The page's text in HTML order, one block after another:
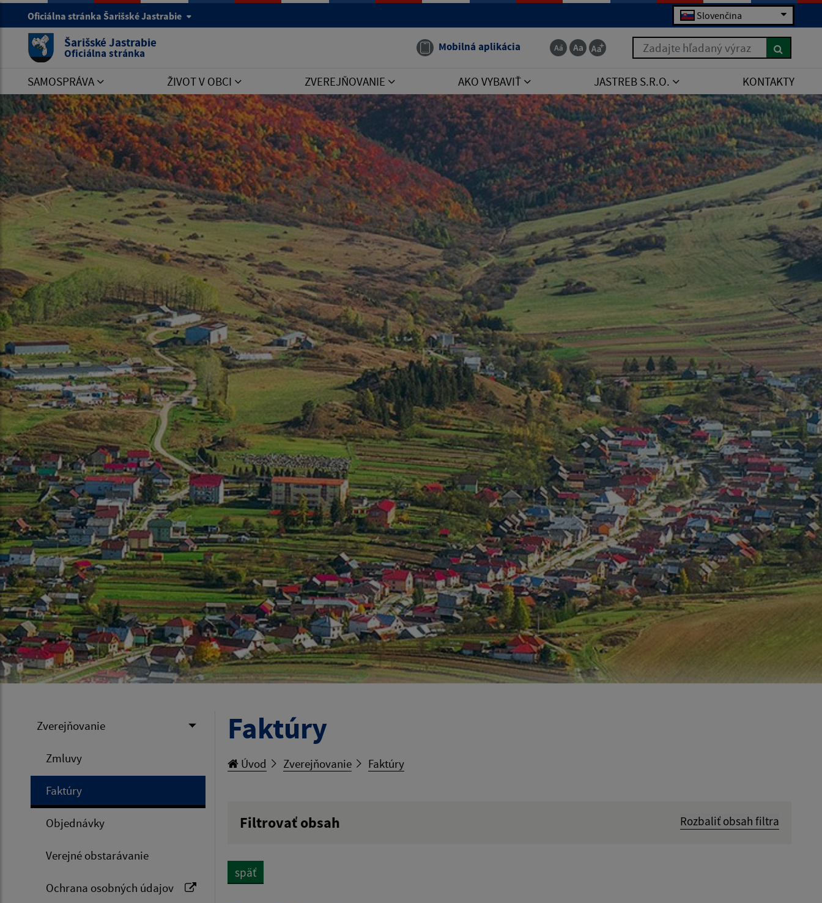
Oficiálna stránka Šarišské Jastrabie Slovenčina
Šarišské Jastrabie
Oficiálna stránka Mobilná aplikácia Zadajte hľadaný výraz
SAMOSPRÁVA ŽIVOT V OBCI ZVEREJŇOVANIE AKO VYBAVIŤ JASTREB S.R.O. KONTAKTY
Zverejňovanie
Zmluvy
Faktúry
Objednávky
Verejné obstarávanie
Ochrana osobných údajov
Faktúry
Úvod Zverejňovanie Faktúry
Filtrovať obsah
Rozbaliť obsah filtra
späť